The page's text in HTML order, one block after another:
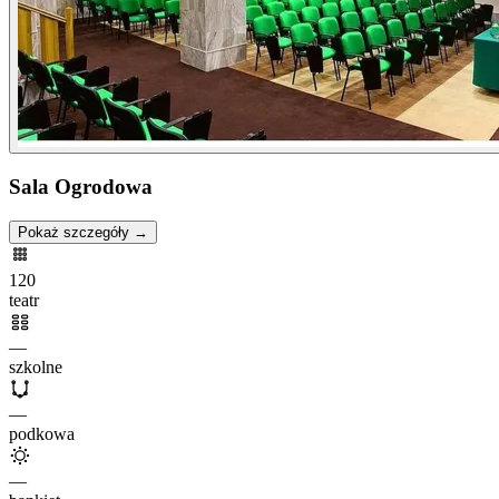
Sala Ogrodowa
Pokaż szczegóły →
120
teatr
—
szkolne
—
podkowa
—